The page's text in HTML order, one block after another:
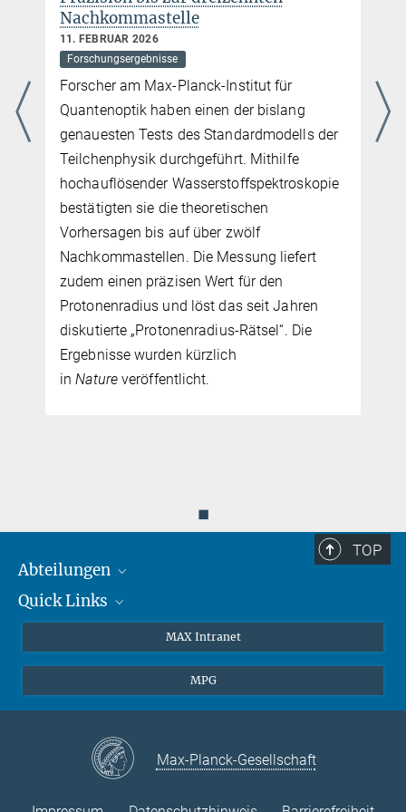
Nachkommastelle
11. FEBRUAR 2026
Forschungsergebnisse
Forscher am Max-Planck-Institut für
Quantenoptik haben einen der bislang
genauesten Tests des Standardmodells der
Teilchenphysik durchgeführt. Mithilfe
hochauflösender Wasserstoffspektroskopie
bestätigten sie die theoretischen
Vorhersagen bis auf über zwölf
Nachkommastellen. Die Messung liefert
zudem einen präzisen Wert für den
Protonenradius und löst das seit Jahren
diskutierte „Protonenradius-Rätsel“. Die
Ergebnisse wurden kürzlich
inNatureveröffentlicht.
◼
TOP
Abteilungen
Attosekundenphysik
Quantendynamik
Quick Links
EU-Büro
Kontakt
Instagram
MAX Intranet
MPG
Max-Planck-Gesellschaft